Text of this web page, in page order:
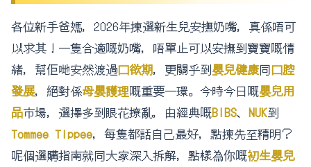
各位新手爸媽，2026年揀選新生兒安撫奶嘴，真係唔可
以求其！一隻合適嘅奶嘴，唔單止可以安撫到寶寶嘅情
緒，幫佢哋安然渡過口欲期，更關乎到嬰兒健康同口腔
發展，絕對係母嬰護理嘅重要一環。今時今日嘅嬰兒用
品市場，選擇多到眼花撩亂，由經典嘅BIBS、 NUK到
Tommee Tippee，每隻都話自己最好，點揀先至精明？
呢個選購指南就同大家深入拆解，點樣為你嘅初生嬰兒